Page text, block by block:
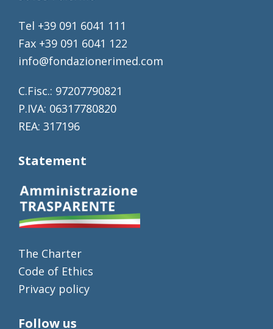
Tel +39 091 6041 111
Fax +39 091 6041 122
info@fondazionerimed.com
C.Fisc.: 97207790821
P.IVA: 06317780820
REA: 317196
Statement
The Charter
Code of Ethics
Privacy policy
Follow us